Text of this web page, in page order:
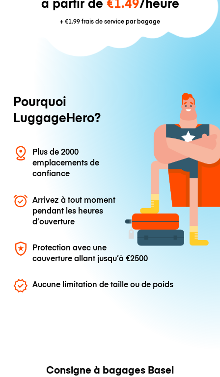
+€1.99frais de service par bagage
Pourquoi
LuggageHero?
Plus de 2000
emplacements de
confiance
Arrivez à tout moment
pendant les heures
d’ouverture
Protection avec une
couverture allant jusqu’à€2500
Aucune limitation de taille ou de poids
Consigne à bagages Basel